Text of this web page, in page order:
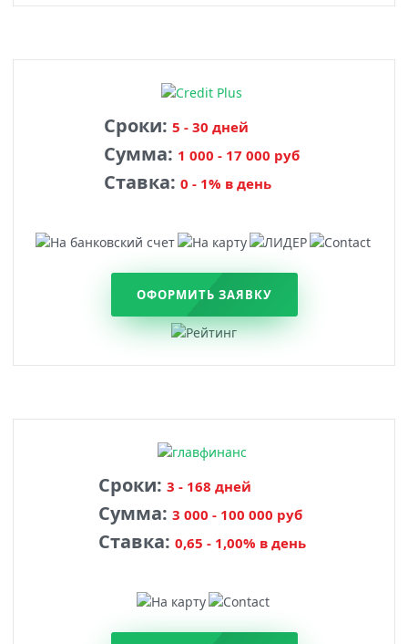
Сроки: 5 - 30 дней
Сумма: 1 000 - 17 000 руб
Ставка: 0 - 1% в день
ОФОРМИТЬ ЗАЯВКУ
Сроки: 3 - 168 дней
Сумма: 3 000 - 100 000 руб
Ставка: 0,65 - 1,00% в день